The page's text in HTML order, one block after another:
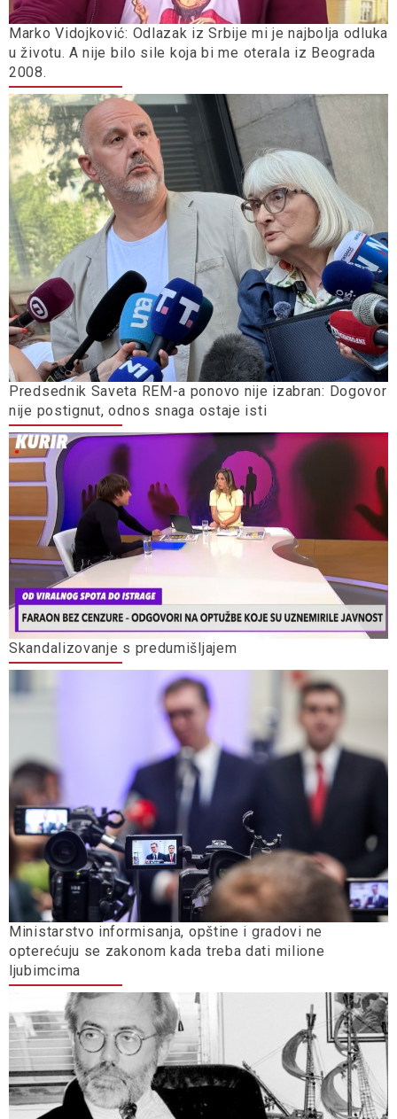
Marko Vidojković: Odlazak iz Srbije mi je najbolja odluka
u životu. A nije bilo sile koja bi me oterala iz Beograda
2008.
Predsednik Saveta REM-a ponovo nije izabran: Dogovor
nije postignut, odnos snaga ostaje isti
Skandalizovanje s predumišljajem
Ministarstvo informisanja, opštine i gradovi ne
opterećuju se zakonom kada treba dati milione
ljubimcima